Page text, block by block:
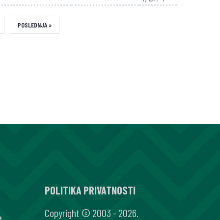
LAST
POSLEDNJA »
POLITIKA PRIVATNOSTI
Copyright © 2003 - 2026.